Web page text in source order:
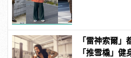
「雷神索爾
「推雪橇」健